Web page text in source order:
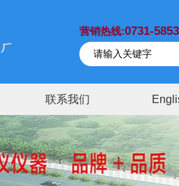
营销热线:0731-
联系我们